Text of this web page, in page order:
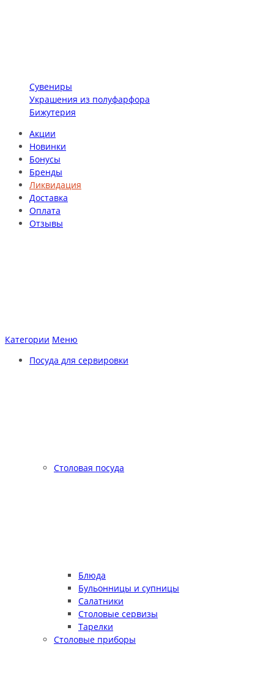
Сувениры
Украшения из полуфарфора
Бижутерия
Акции
Новинки
Бонусы
Бренды
Ликвидация
Доставка
Оплата
Отзывы
Категории Меню
Посуда для сервировки
Столовая посуда
Блюда
Бульонницы и супницы
Салатники
Столовые сервизы
Тарелки
Столовые приборы